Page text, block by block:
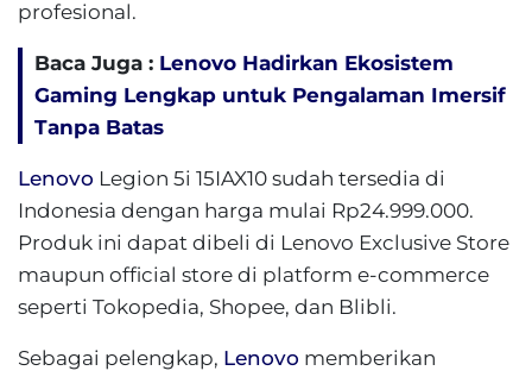
profesional.
Baca Juga : Lenovo Hadirkan Ekosistem
Gaming Lengkap untuk Pengalaman Imersif
Tanpa Batas
Lenovo Legion 5i 15IAX10 sudah tersedia di
Indonesia dengan harga mulai Rp24.999.000.
Produk ini dapat dibeli di Lenovo Exclusive Store
maupun official store di platform e-commerce
seperti Tokopedia, Shopee, dan Blibli.
Sebagai pelengkap, Lenovo memberikan